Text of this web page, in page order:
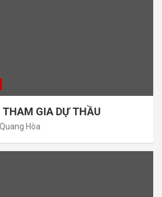
GIA DỰ THẦU
Hòa